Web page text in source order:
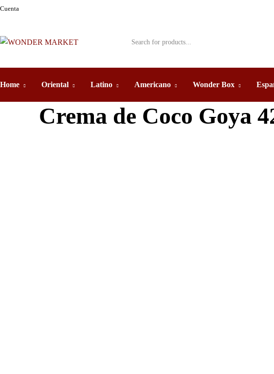
Cuenta
Home Oriental Latino Americano Wonder Box
Crema de Coco Goya